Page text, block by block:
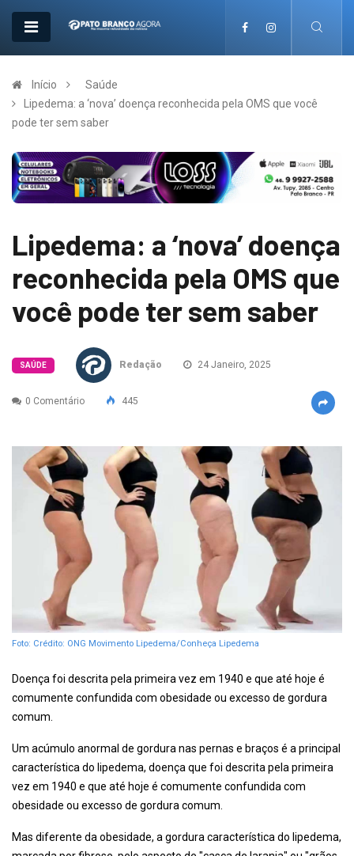
Início
Saúde
Lipedema: a ‘nova’ doença reconhecida pela OMS que você
pode ter sem saber
Lipedema: a ‘nova’ doença
reconhecida pela OMS que
você pode ter sem saber
SAÚDE Redação 24 Janeiro, 2025
0 Comentário 445
Foto: Crédito: ONG Movimento Lipedema/Conheça Lipedema
Doença foi descrita pela primeira vez em 1940 e que até hoje é
comumente confundida com obesidade ou excesso de gordura
comum.
Um acúmulo anormal de gordura nas pernas e braços é a principal
característica do lipedema, doença que foi descrita pela primeira
vez em 1940 e que até hoje é comumente confundida com
obesidade ou excesso de gordura comum.
Mas diferente da obesidade, a gordura característica do lipedema,